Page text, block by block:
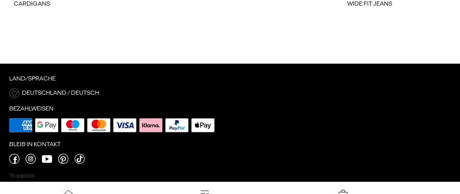
CARDIGANS WIDE FIT JEANS
LAND/SPRACHE
DEUTSCHLAND / DEUTSCH
BEZAHLWEISEN
BLEIB IN KONTAKT
Trustpilot